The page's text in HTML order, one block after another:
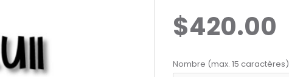
$420.00
Nombre (max. 15 caractères)